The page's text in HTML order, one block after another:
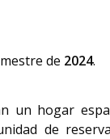
de 2024.
un hogar
de